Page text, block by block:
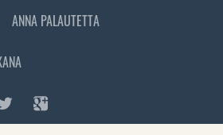
ANNA PALAUTETTA